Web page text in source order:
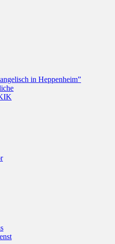
in Heppenheim”